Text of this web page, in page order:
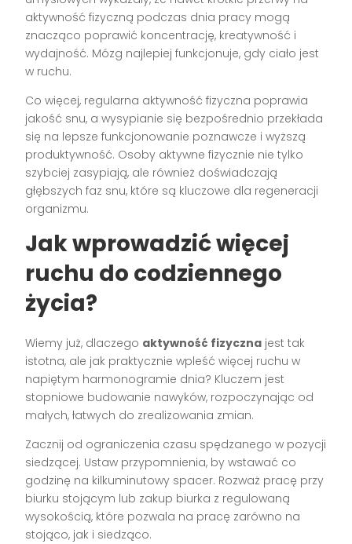
aktywność fizyczną podczas dnia pracy mogą
znacząco poprawić koncentrację, kreatywność i
wydajność. Mózg najlepiej funkcjonuje, gdy ciało jest
w ruchu.
Co więcej, regularna aktywność fizyczna poprawia
jakość snu, a wysypianie się bezpośrednio przekłada
się na lepsze funkcjonowanie poznawcze i wyższą
produktywność. Osoby aktywne fizycznie nie tylko
szybciej zasypiają, ale również doświadczają
głębszych faz snu, które są kluczowe dla regeneracji
organizmu.
Jak wprowadzić więcej
ruchu do codziennego
życia?
Wiemy już, dlaczego aktywność fizyczna jest tak
istotna, ale jak praktycznie wpleść więcej ruchu w
napiętym harmonogramie dnia? Kluczem jest
stopniowe budowanie nawyków, rozpoczynając od
małych, łatwych do zrealizowania zmian.
Zacznij od ograniczenia czasu spędzanego w pozycji
siedzącej. Ustaw przypomnienia, by wstawać co
godzinę na kilkuminutowy spacer. Rozważ pracę przy
biurku stojącym lub zakup biurka z regulowaną
wysokością, które pozwala na pracę zarówno na
stojąco, jak i siedząco.